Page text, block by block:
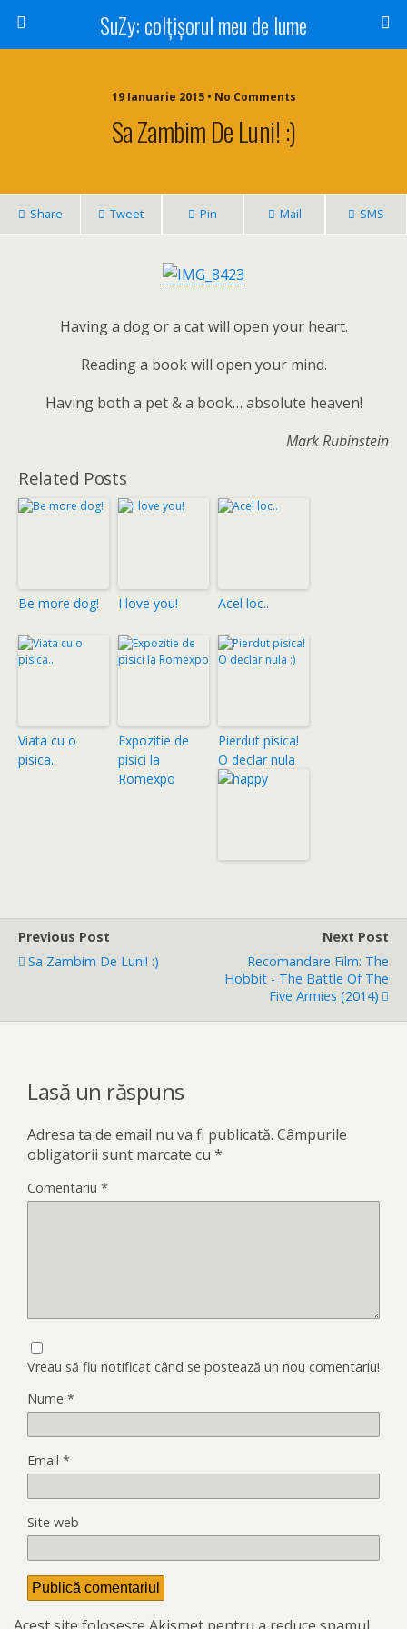
SuZy: colţişorul meu de lume
19 Ianuarie 2015 • No Comments
Sa Zambim De Luni! :)
Share Tweet Pin Mail SMS
Having a dog or a cat will open your heart.
Reading a book will open your mind.
Having both a pet & a book… absolute heaven!
Mark Rubinstein
Related Posts
Be more dog! I love you! Acel loc..
Viata cu o
pisica..
Expozitie de
pisici la
Romexpo
Pierdut pisica!
O declar nula
Previous Post
Sa Zambim De Luni! :)
Next Post
Recomandare Film: The
Hobbit - The Battle Of The
Five Armies (2014)
Lasă un răspuns
Adresa ta de email nu va fi publicată. Câmpurile
obligatorii sunt marcate cu *
Comentariu *
Vreau să fiu notificat când se postează un nou comentariu!
Nume *
Email *
Site web